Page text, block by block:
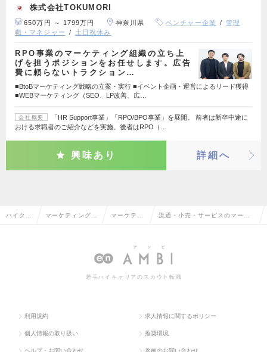
株式会社TOKUMORI
650万円 ～ 1799万円 神奈川県 ベンチャー企業
管理
職・マネジャー
土日祝休み
RPO事業のマーケティング組織の立ち上
げを担うポジションをお任せします。広告
費に頼らないトラクション…
■BtoBマーケティング戦略の立案・実行 ■イベント企画・運営によるリード獲得
■WEBマーケティング（SEO、LP改善、広…
会社概要
「HR Support事業」「RPO/BPO事業」を展開。 前者は新卒中途に
おける求職者のご紹介などを実施。後者はRPO（…
興味あり 詳細へ
ハイクラ マーケティング・ マーケティ
企画
流通・小売・サービスのマーケ
人情報一覧
若手ハイキャリアのスカウト転職
利用規約 求人情報に関するポリシー
個人情報の取り扱い 推奨環境
ヘルプ・お問い合わせ 参画のお問い合わせ